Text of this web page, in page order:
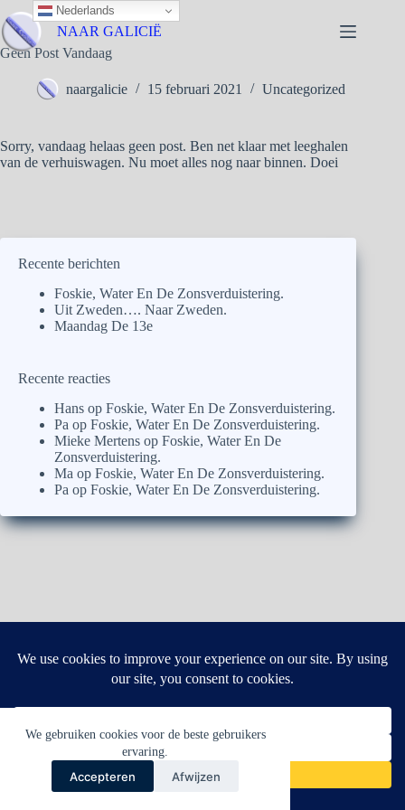
We gebruiken cookies voor de beste gebruikers
ervaring.
Accepteren Afwijzen
NAAR GALICIË
Geen Post Vandaag
naargalicie 15 februari 2021 Uncategorized
Sorry, vandaag helaas geen post. Ben net klaar met leeghalen
van de verhuiswagen. Nu moet alles nog naar binnen. Doei
Recente berichten
Foskie, Water En De Zonsverduistering.
Uit Zweden…. Naar Zweden.
Maandag De 13e
Recente reacties
Hans op Foskie, Water En De Zonsverduistering.
Pa op Foskie, Water En De Zonsverduistering.
Mieke Mertens op Foskie, Water En De
Zonsverduistering.
Ma op Foskie, Water En De Zonsverduistering.
Pa op Foskie, Water En De Zonsverduistering.
Nederlands